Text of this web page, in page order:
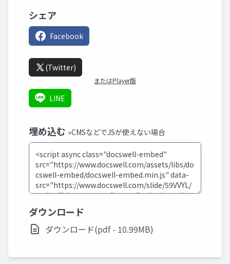
シェア
Facebook
(Twitter)
またはPlayer版
LINE
埋め込む »CMSなどでJSが使えない場合
ダウンロード
ダウンロード(pdf - 10.99MB)